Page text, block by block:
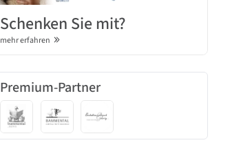
Schenken Sie mit?
mehr erfahren
Premium-Partner